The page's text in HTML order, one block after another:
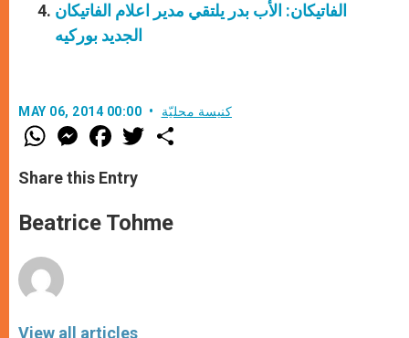
الفاتيكان: الأب بدر يلتقي مدير اعلام الفاتيكان
الجديد بوركيه
MAY 06, 2014 00:00 كنيسة محليّة
W
h
t
s
p
p
M
e
s
e
g
e
F
a
e
b
o
k
w
r
Share this Entry
Beatrice Tohme
View all articles